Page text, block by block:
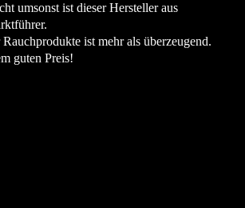
umsonst ist dieser Hersteller aus
ist mehr als überzeugend.
guten Preis!